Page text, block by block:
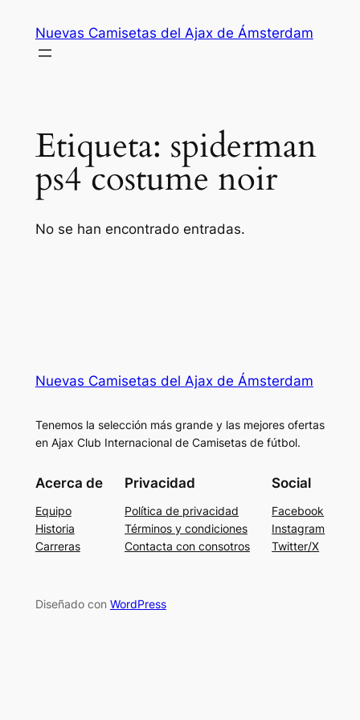
contenido
Nuevas Camisetas del Ajax de Ámsterdam
Etiqueta: spiderman
ps4 costume noir
No se han encontrado entradas.
Nuevas Camisetas del Ajax de Ámsterdam
Tenemos la selección más grande y las mejores ofertas
en Ajax Club Internacional de Camisetas de fútbol.
Acerca de
Equipo
Historia
Carreras
Privacidad
Política de privacidad
Términos y condiciones
Contacta con consotros
Social
Facebook
Instagram
Twitter/X
Diseñado con WordPress